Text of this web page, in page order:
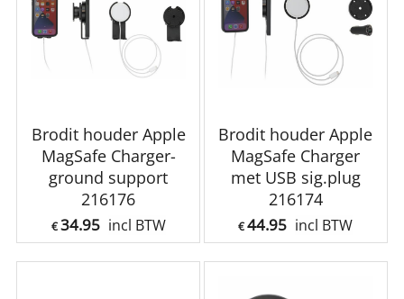
Brodit houder Apple
MagSafe Charger-
ground support
216176
€ 34.95 incl BTW
Brodit houder Apple
MagSafe Charger
met USB sig.plug
216174
€ 44.95 incl BTW